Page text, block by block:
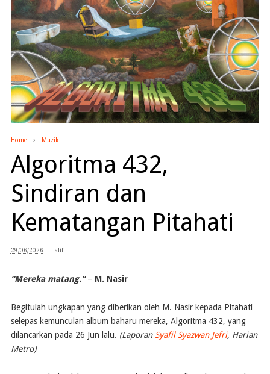
Home Muzik
Algoritma 432,
Sindiran dan
Kematangan Pitahati
29/06/2026 alif
“Mereka matang.”– M. Nasir
Begitulah ungkapan yang diberikan oleh M. Nasir kepada Pitahati
selepas kemunculan album baharu mereka, Algoritma 432, yang
dilancarkan pada 26 Jun lalu. (Laporan Syafil Syazwan Jefri, Harian
Metro)